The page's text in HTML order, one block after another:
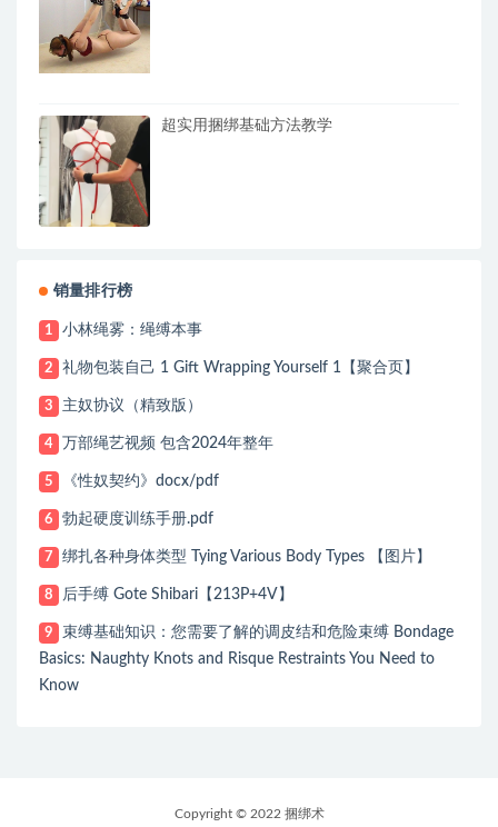
超实用捆绑基础方法教学
销量排行榜
1 小林绳雾：绳缚本事
2 礼物包装自己 1 Gift Wrapping Yourself 1【聚合页】
3 主奴协议（精致版）
4 万部绳艺视频 包含2024年整年
5 《性奴契约》docx/pdf
6 勃起硬度训练手册.pdf
7 绑扎各种身体类型 Tying Various Body Types 【图片】
8 后手缚 Gote Shibari【213P+4V】
9
束缚基础知识：您需要了解的调皮结和危险束缚 Bondage
Basics: Naughty Knots and Risque Restraints You Need to
Know
Copyright © 2022 捆绑术